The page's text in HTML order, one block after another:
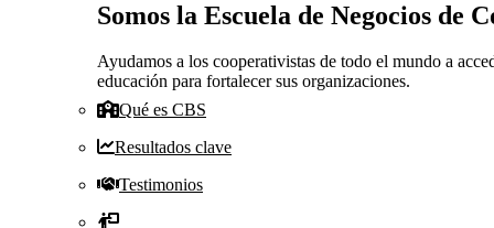
Somos la Escuela de Negocios de
Ayudamos a los cooperativistas de todo el mundo a
educación para fortalecer sus organizaciones.
Qué es CBS
Resultados clave
Testimonios